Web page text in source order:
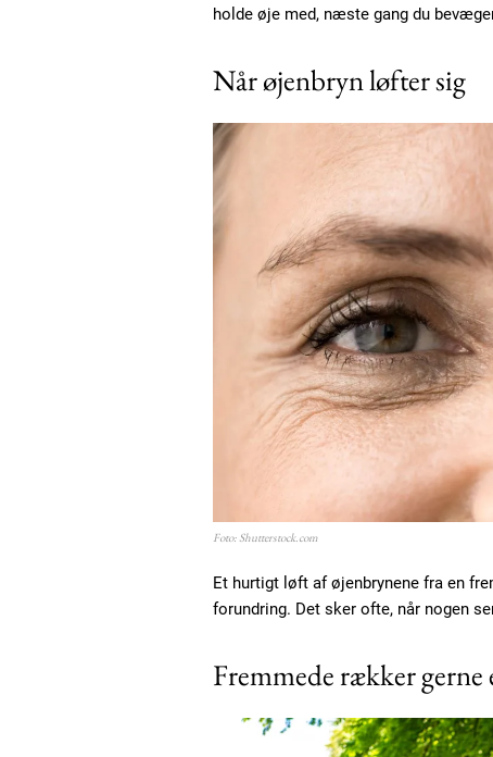
holde øje med, næste gang du
Når øjenbryn løfter sig
Foto: Shutterstock.com
Et hurtigt løft af øjenbrynene fra en
forundring. Det sker ofte, når nogen
Fremmede rækker gerne